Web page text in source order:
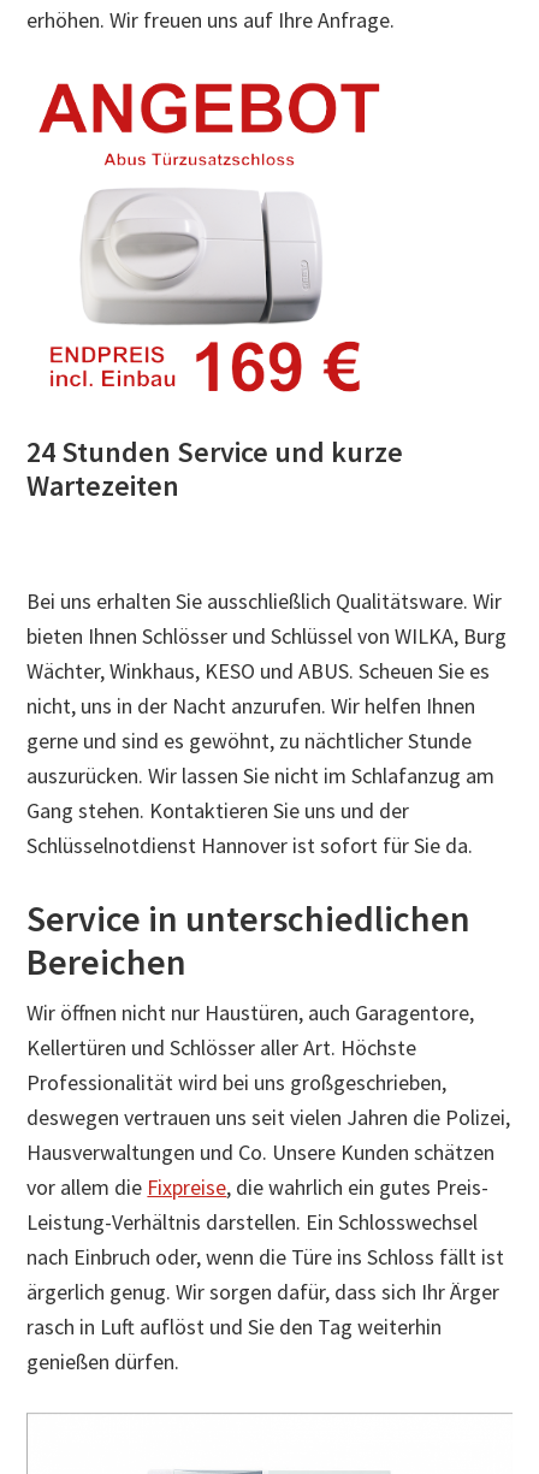
erhöhen. Wir freuen uns auf Ihre Anfrage.
24 Stunden Service und kurze
Wartezeiten
Bei uns erhalten Sie ausschließlich Qualitätsware. Wir
bieten Ihnen Schlösser und Schlüssel von WILKA, Burg
Wächter, Winkhaus, KESO und ABUS. Scheuen Sie es
nicht, uns in der Nacht anzurufen. Wir helfen Ihnen
gerne und sind es gewöhnt, zu nächtlicher Stunde
auszurücken. Wir lassen Sie nicht im Schlafanzug am
Gang stehen. Kontaktieren Sie uns und der
Schlüsselnotdienst Hannover ist sofort für Sie da.
Service in unterschiedlichen
Bereichen
Wir öffnen nicht nur Haustüren, auch Garagentore,
Kellertüren und Schlösser aller Art. Höchste
Professionalität wird bei uns großgeschrieben,
deswegen vertrauen uns seit vielen Jahren die Polizei,
Hausverwaltungen und Co. Unsere Kunden schätzen
vor allem die Fixpreise, die wahrlich ein gutes Preis-
Leistung-Verhältnis darstellen. Ein Schlosswechsel
nach Einbruch oder, wenn die Türe ins Schloss fällt ist
ärgerlich genug. Wir sorgen dafür, dass sich Ihr Ärger
rasch in Luft auflöst und Sie den Tag weiterhin
genießen dürfen.